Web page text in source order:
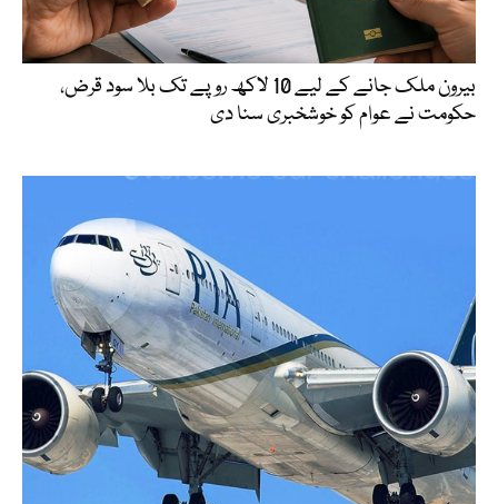
بیرون ملک جانے کے لیے 10 لاکھ روپے تک بلا سود قرض،
حکومت نے عوام کو خوشخبری سنا دی